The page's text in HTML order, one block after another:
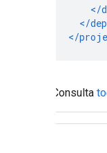
Consulta